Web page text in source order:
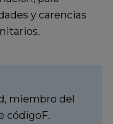
y carencias
miembro del
códigoF.